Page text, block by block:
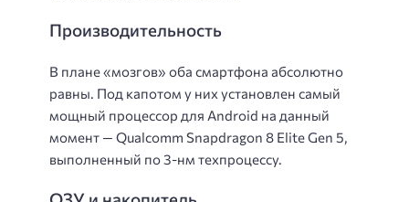
Производительность
В плане «мозгов» оба смартфона абсолютно
равны. Под капотом у них установлен самый
мощный процессор для Android на данный
момент — Qualcomm Snapdragon 8 Elite Gen 5,
выполненный по 3-нм техпроцессу.